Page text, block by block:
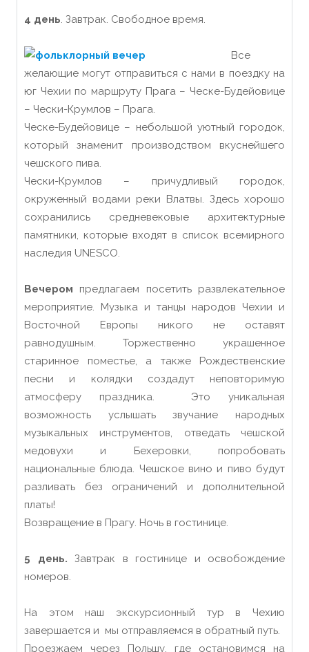
4 день. Завтрак. Свободное время.
Все
желающие могут отправиться с нами в поездку на
юг Чехии по маршруту Прага – Ческе-Будейовице
– Чески-Крумлов – Прага.
Ческе-Будейовице – небольшой уютный городок,
который знаменит производством вкуснейшего
чешского пива.
Чески-Крумлов – причудливый городок,
окруженный водами реки Влатвы. Здесь хорошо
сохранились средневековые архитектурные
памятники, которые входят в список всемирного
наследия UNESCO.
Вечером предлагаем посетить развлекательное
мероприятие. Музыка и танцы народов Чехии и
Восточной Европы никого не оставят
равнодушным. Торжественно украшенное
старинное поместье, а также Рождественские
песни и колядки создадут неповторимую
атмосферу праздника. Это уникальная
возможность услышать звучание народных
музыкальных инструментов, отведать чешской
медовухи и Бехеровки, попробовать
национальные блюда. Чешское вино и пиво будут
разливать без ограничений и дополнительной
платы!
Возвращение в Прагу. Ночь в гостинице.
5 день. Завтрак в гостинице и освобождение
номеров.
На этом наш экскурсионный тур в Чехию
завершается и мы отправляемся в обратный путь.
Проезжаем через Польшу, где остановимся на